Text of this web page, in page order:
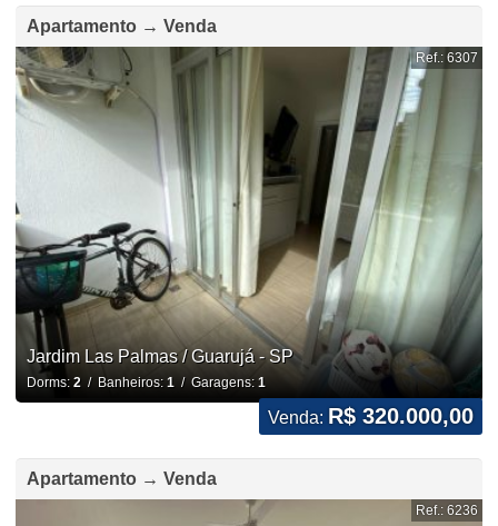
Apartamento → Venda
Ref.: 6307
Jardim Las Palmas / Guarujá - SP
Dorms: 2/ Banheiros: 1 / Garagens: 1
Venda: R$ 320.000,00
Apartamento → Venda
Ref.: 6236